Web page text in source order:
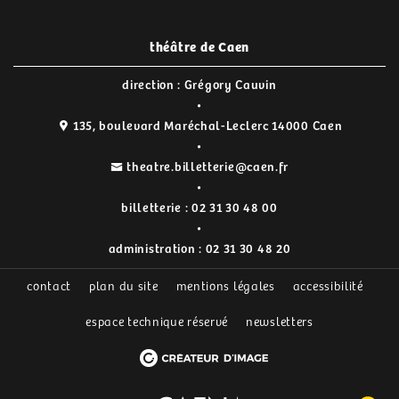
théâtre de Caen
direction : Grégory Cauvin
135, boulevard Maréchal-Leclerc 14000 Caen
theatre.billetterie@caen.fr
billetterie : 02 31 30 48 00
administration : 02 31 30 48 20
contact plan du site mentions légales accessibilité
espace technique réservé newsletters